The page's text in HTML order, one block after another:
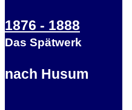
1876 - 1888
Das Spätwerk
nach Husum